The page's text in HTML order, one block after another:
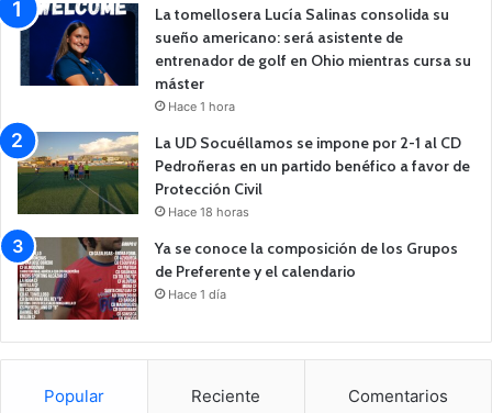
La tomellosera Lucía Salinas consolida su
sueño americano: será asistente de
entrenador de golf en Ohio mientras cursa su
máster
Hace 1 hora
La UD Socuéllamos se impone por 2-1 al CD
Pedroñeras en un partido benéfico a favor de
Protección Civil
Hace 18 horas
Ya se conoce la composición de los Grupos
de Preferente y el calendario
Hace 1 día
Popular Reciente Comentarios